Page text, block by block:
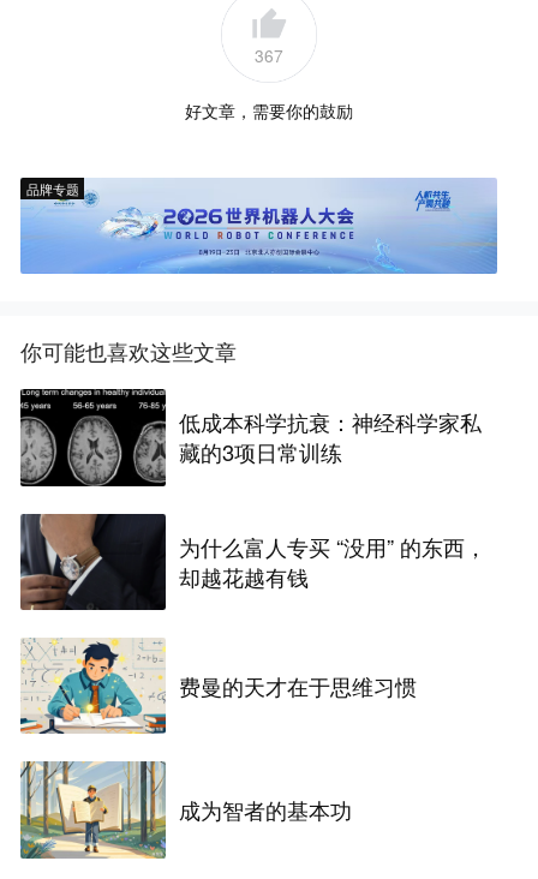
367
好文章，需要你的鼓励
品牌专题
你可能也喜欢这些文章
低成本科学抗衰：神经科学家私
藏的3项日常训练
为什么富人专买 “没用” 的东西，
却越花越有钱
费曼的天才在于思维习惯
成为智者的基本功